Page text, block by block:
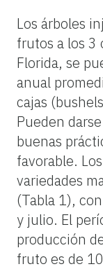
Los árboles
frutos a los 3
Florida, se
anual
cajas
Pueden
buenas
favorable.
variedades
(Tabla 1),
y julio. El
producción
fruto es de